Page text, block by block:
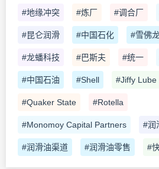
#地缘冲突 #炼厂 #调合厂
#昆仑润滑 #中国石化 #雪佛
#龙蟠科技 #巴斯夫 #统一
#中国石油 #Shell #Jiffy Lube
#Quaker State #Rotella
#Monomoy Capital Partners #润
#润滑油渠道 #润滑油零售 #